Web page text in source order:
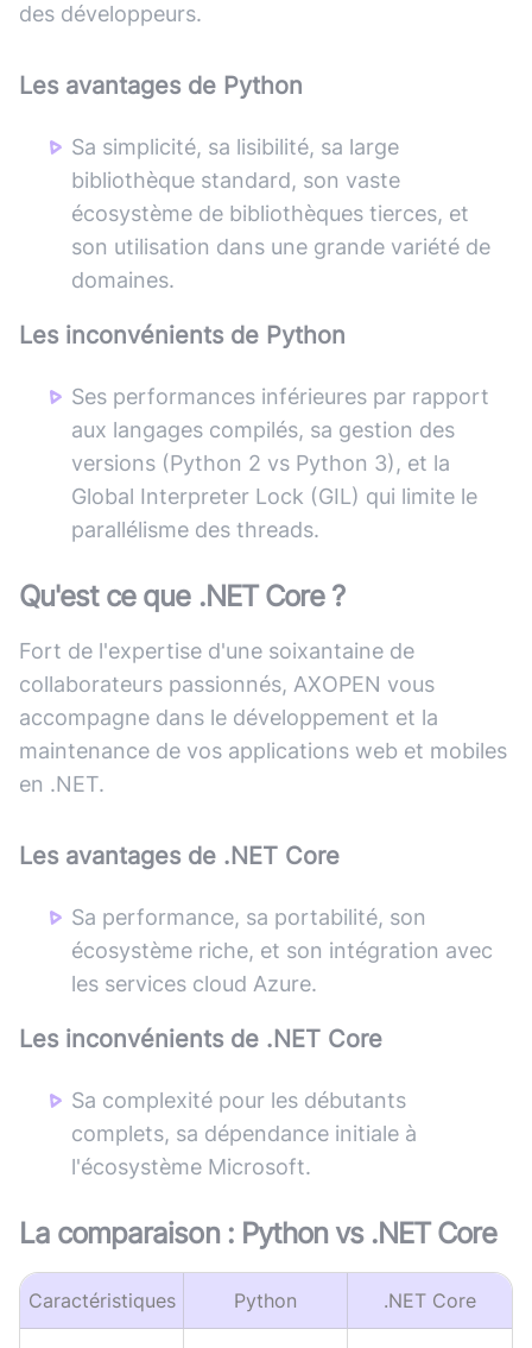
des développeurs.
Les avantages de Python
Sa simplicité, sa lisibilité, sa large
bibliothèque standard, son vaste
écosystème de bibliothèques tierces, et
son utilisation dans une grande variété de
domaines.
Les inconvénients de Python
Ses performances inférieures par rapport
aux langages compilés, sa gestion des
versions (Python 2 vs Python 3), et la
Global Interpreter Lock (GIL) qui limite le
parallélisme des threads.
Qu'est ce que .NET Core?
Fort de l'expertise d'une soixantaine de
collaborateurs passionnés, AXOPEN vous
accompagne dans le développement et la
maintenance de vos applications web et mobiles
en .NET.
Les avantages de .NET Core
Sa performance, sa portabilité, son
écosystème riche, et son intégration avec
les services cloud Azure.
Les inconvénients de .NET Core
Sa complexité pour les débutants
complets, sa dépendance initiale à
l'écosystème Microsoft.
La comparaison : Pythonvs .NET Core
Caractéristiques Python .NET Core